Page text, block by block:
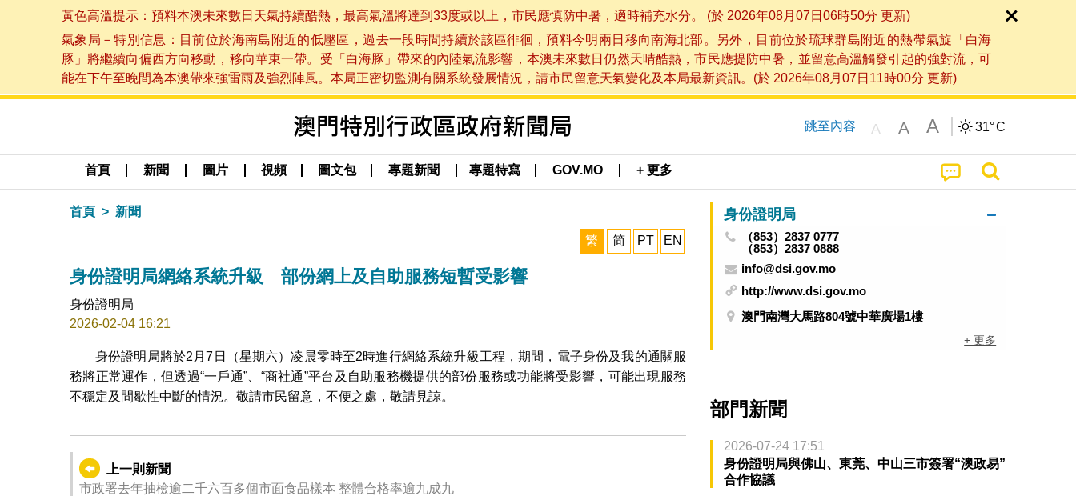
黃色高溫提示：預料本澳未來數日天氣持續酷熱，最高氣溫將達到33度或以上，市民應慎防中暑，適時補充水分。 (於 2026年08月07日06時50分 更新)
氣象局－特別信息：目前位於海南島附近的低壓區，過去一段時間持續於該區徘徊，預料今明兩日移向南海北部。另外，目前位於琉球群島附近的熱帶氣旋「白海
豚」將繼續向偏西方向移動，移向華東一帶。受「白海豚」帶來的內陸氣流影響，本澳未來數日仍然天晴酷熱，市民應提防中暑，並留意高溫觸發引起的強對流，可
能在下午至晚間為本澳帶來強雷雨及強烈陣風。本局正密切監測有關系統發展情況，請市民留意天氣變化及本局最新資訊。(於 2026年08月07日11時00分 更新)
跳至內容 A A A 31°C
首頁 新聞 圖片 視頻 圖文包 專題新聞 專題特寫 GOV.MO + 更多
首頁 新聞
繁 简 PT EN
身份證明局網絡系統升級 部份網上及自助服務短暫受影響
身份證明局
2026-02-04 16:21
身份證明局將於2月7日（星期六）凌晨零時至2時進行網絡系統升級工程，期間，電子身份及我的通關服
務將正常運作，但透過“一戶通”、“商社通”平台及自助服務機提供的部份服務或功能將受影響，可能出現服務
不穩定及間歇性中斷的情況。敬請市民留意，不便之處，敬請見諒。
上一則新聞
市政署去年抽檢逾二千六百多個市面食品樣本 整體合格率逾九成九
身份證明局
（853）2837 0777
（853）2837 0888
info@dsi.gov.mo
http://www.dsi.gov.mo
澳門南灣大馬路804號中華廣場1樓
+ 更多
部門新聞
2026-07-24 17:51
身份證明局與佛山、東莞、中山三市簽署“澳政易”
合作協議